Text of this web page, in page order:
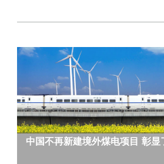
中国不再新建境外煤电项目 彰显